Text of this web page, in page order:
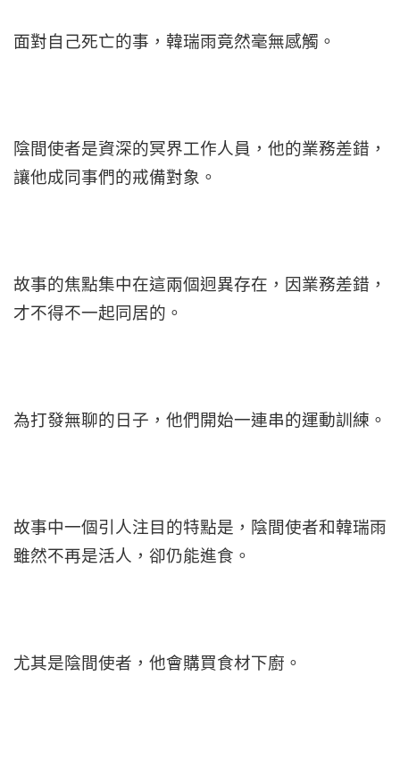
面對自己死亡的事，韓瑞雨竟然毫無感觸。
陰間使者是資深的冥界工作人員，他的業務差錯，
讓他成同事們的戒備對象。
故事的焦點集中在這兩個迥異存在，因業務差錯，
才不得不一起同居的。
為打發無聊的日子，他們開始一連串的運動訓練。
故事中一個引人注目的特點是，陰間使者和韓瑞雨
雖然不再是活人，卻仍能進食。
尤其是陰間使者，他會購買食材下廚。